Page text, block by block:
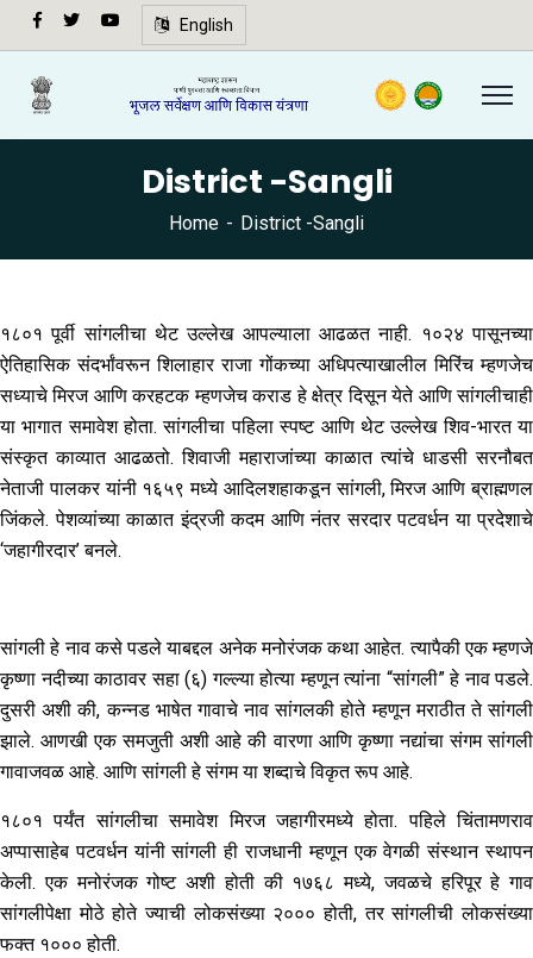
English
District -Sangli
Home District -Sangli
१८०१ पूर्वी सांगलीचा थेट उल्लेख आपल्याला आढळत नाही. १०२४ पासूनच्या
ऐतिहासिक संदर्भांवरून शिलाहार राजा गोंकच्या अधिपत्याखालील मिरिंच म्हणजेच
सध्याचे मिरज आणि करहटक म्हणजेच कराड हे क्षेत्र दिसून येते आणि सांगलीचाही
या भागात समावेश होता. सांगलीचा पहिला स्पष्ट आणि थेट उल्लेख शिव-भारत या
संस्कृत काव्यात आढळतो. शिवाजी महाराजांच्या काळात त्यांचे धाडसी सरनौबत
नेताजी पालकर यांनी १६५९ मध्ये आदिलशहाकडून सांगली, मिरज आणि ब्राह्मणल
जिंकले. पेशव्यांच्या काळात इंद्रजी कदम आणि नंतर सरदार पटवर्धन या प्रदेशाचे
‘जहागीरदार’ बनले.
सांगली हे नाव कसे पडले याबद्दल अनेक मनोरंजक कथा आहेत. त्यापैकी एक म्हणजे
कृष्णा नदीच्या काठावर सहा (६) गल्ल्या होत्या म्हणून त्यांना “सांगली” हे नाव पडले.
दुसरी अशी की, कन्नड भाषेत गावाचे नाव सांगलकी होते म्हणून मराठीत ते सांगली
झाले. आणखी एक समजुती अशी आहे की वारणा आणि कृष्णा नद्यांचा संगम सांगली
गावाजवळ आहे. आणि सांगली हे संगम या शब्दाचे विकृत रूप आहे.
१८०१ पर्यंत सांगलीचा समावेश मिरज जहागीरमध्ये होता. पहिले चिंतामणराव
अप्पासाहेब पटवर्धन यांनी सांगली ही राजधानी म्हणून एक वेगळी संस्थान स्थापन
केली. एक मनोरंजक गोष्ट अशी होती की १७६८ मध्ये, जवळचे हरिपूर हे गाव
सांगलीपेक्षा मोठे होते ज्याची लोकसंख्या २००० होती, तर सांगलीची लोकसंख्या
फक्त १००० होती.
अ+
Speech